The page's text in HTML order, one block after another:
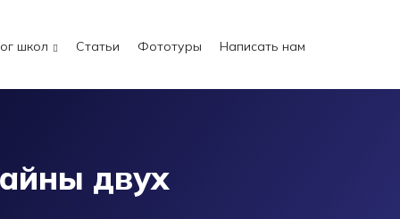
школ Статьи Фототуры Написать нам
двух